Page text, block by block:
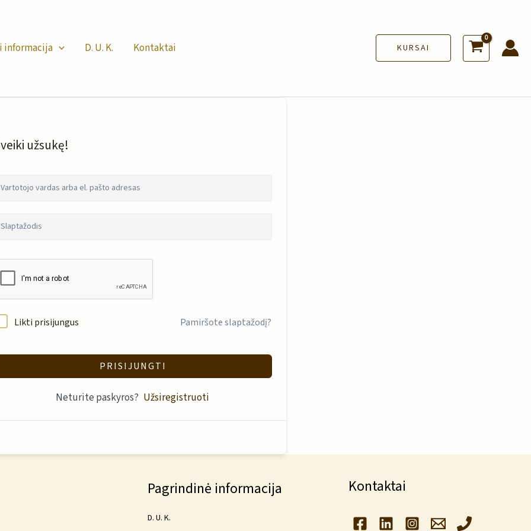
informacija D. U. K. Kontaktai KURSAI
užsukę!
Likti prisijungus Pamiršote slaptažodį?
PRISIJUNGTI
Neturite paskyros? Užsiregistruoti
Pagrindinė informacija
D. U. K.
Kontaktai